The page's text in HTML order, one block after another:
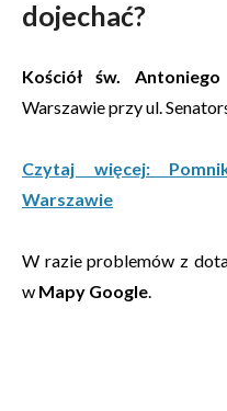
dojechać?
Kościół św. Antoniego
Warszawie przy ul.
Czytaj więcej:
Warszawie
W razie problemów z
w Mapy Google.